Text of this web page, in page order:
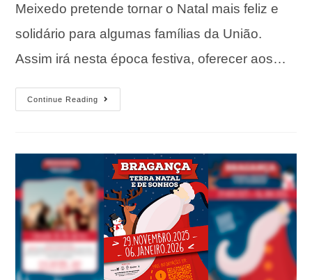
Meixedo pretende tornar o Natal mais feliz e
solidário para algumas famílias da União.
Assim irá nesta época festiva, oferecer aos…
Continue Reading